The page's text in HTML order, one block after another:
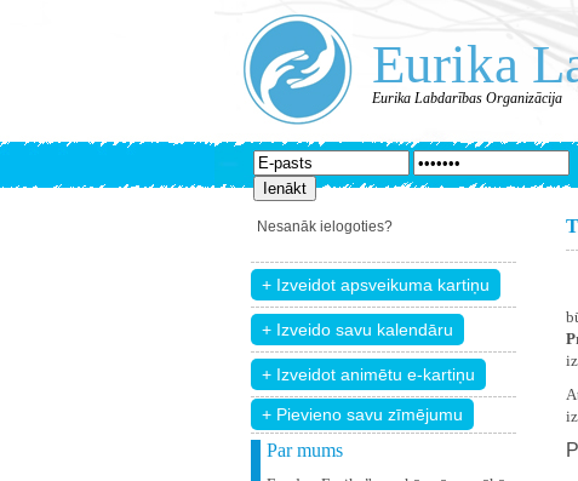
Eurika
Eurika Labdarības Organizācija
Nesanāk ielogoties?
+ Pievieno savu zīmējumu
Par mums